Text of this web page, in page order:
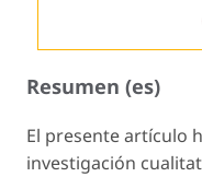
Resumen (es)
El presente artículo
investigación